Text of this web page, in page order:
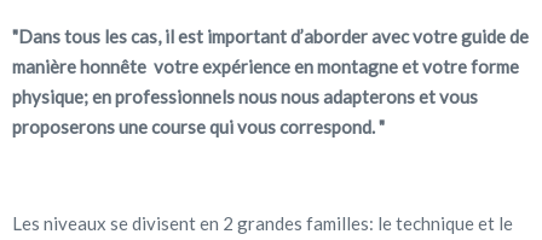
"Dans tous les cas, il est important d’aborder avec votre guide de
manière honnête votre expérience en montagne et votre forme
physique; en professionnels nous nous adapterons et vous
proposerons une course qui vous correspond. "
Les niveaux se divisent en 2 grandes familles: le technique et le